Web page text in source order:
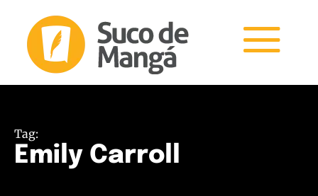
Tag:
Emily Carroll